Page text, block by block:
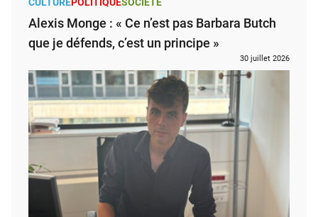
Alexis Monge : « Ce n’est pas Barbara Butch
que je défends, c’est un principe »
30 juillet 2026